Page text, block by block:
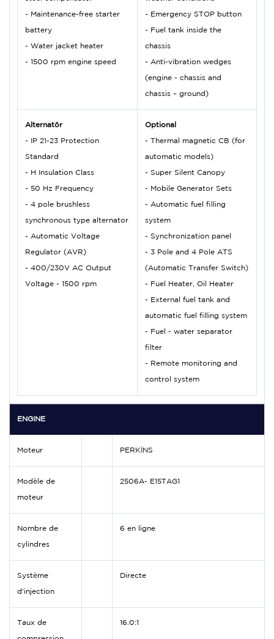
- Maintenance-free starter
battery
- Water jacket heater
- 1500 rpm engine speed
- Emergency STOP button
- Fuel tank inside the
chassis
- Anti-vibration wedges
(engine - chassis and
chassis – ground)
Alternatör
- IP 21-23 Protection
Standard
- H Insulation Class
- 50 Hz Frequency
- 4 pole brushless
synchronous type alternator
- Automatic Voltage
Regulator (AVR)
- 400/230V AC Output
Voltage - 1500 rpm
Optional
- Thermal magnetic CB (for
automatic models)
- Super Silent Canopy
- Mobile Generator Sets
- Automatic fuel filling
system
- Synchronization panel
- 3 Pole and 4 Pole ATS
(Automatic Transfer Switch)
- Fuel Heater, Oil Heater
- External fuel tank and
automatic fuel filling system
- Fuel - water separator
filter
- Remote monitoring and
control system
ENGINE
Moteur PERKİNS
Modèle de
moteur
2506A- E15TAG1
Nombre de
cylindres
6 en ligne
Système
d'injection
Directe
Taux de 16.0:1